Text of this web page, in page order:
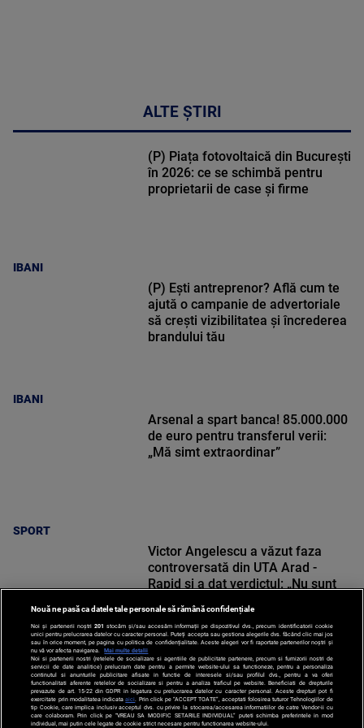
ALTE ȘTIRI
IBANI
(P) Piața fotovoltaică din București
în 2026: ce se schimbă pentru
proprietarii de case și firme
IBANI
(P) Ești antreprenor? Află cum te
ajută o campanie de advertoriale
să crești vizibilitatea și încrederea
brandului tău
SPORT
Arsenal a spart banca! 85.000.000
de euro pentru transferul verii:
„Mă simt extraordinar”
SPORT
Victor Angelescu a văzut faza
controversată din UTA Arad -
Rapid și a dat verdictul: „Nu sunt
Nouă ne pasă ca datele tale personale să rămână confidențiale
Noi și partenerii noștri 201 stocăm și/sau accesăm informații pe dispozitivul dvs., precum identificatorii cookie
unici pentru prelucrarea datelor cu caracter personal. Puteți accepta sau gestiona alegerile dvs. făcând clic mai jos
sau în orice moment, pe pagina cu politica de confidențialitate. Aceste alegeri vor fi raportate partenerilor noștri și
nu vă vor afecta navigarea.
Mai multe detalii
Noi si partenerii nostri (retelele de socializare si agentiile de publicitate partenere, precum si furnizorii nostri de
servicii de date analitice) prelucram date pentru a permite website-ului sa functioneze, pentru a personaliza
continutul si anunturile publicitare afisate in functie de interesele si/sau profilul dvs., pentru a va oferi
functionalitati aferente retelelor de socializare si pentru a analiza traficul pe website. Beneficiati de drepturile
prevazute de art. 15-22 din GDPR in legatura cu prelucrarea datelor cu caracter personal. Aceste drepturi pot fi
exercitate prin modalitatea indicataaici . Prin click pe “ACCEPT TOATE”, acceptati folosirea tuturor Tehnologiilor de
tip Cookie, care implica inclusiv acceptul dvs. cu privire la stocarea/accesarea informatiilor de catre Vendor-ii cu
care colaboram. Prin click pe “VREAU SA MODIFIC SETARILE INDIVIDUAL” puteti schimba preferintele in mod
individual, mai putin cele legate de cookie strict necesare pentru functionarea website-ului.